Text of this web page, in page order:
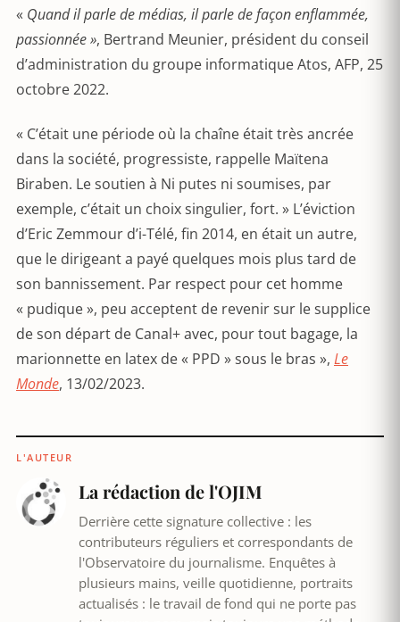
« Quand il parle de médias, il parle de façon enflammée,
passionnée », Bertrand Meunier, président du conseil
d’administration du groupe informatique Atos, AFP, 25
octobre 2022.
« C’était une période où la chaîne était très ancrée
dans la société, progressiste, rappelle Maïtena
Biraben. Le soutien à Ni putes ni soumises, par
exemple, c’était un choix singulier, fort. » L’éviction
d’Eric Zemmour d’i-Télé, fin 2014, en était un autre,
que le dirigeant a payé quelques mois plus tard de
son bannissement. Par respect pour cet homme
« pudique », peu acceptent de revenir sur le supplice
de son départ de Canal+ avec, pour tout bagage, la
marionnette en latex de « PPD » sous le bras », Le
Monde, 13/02/2023.
L'AUTEUR
La rédaction de l'OJIM
Derrière cette signature collective : les
contributeurs réguliers et correspondants de
l'Observatoire du journalisme. Enquêtes à
plusieurs mains, veille quotidienne, portraits
actualisés : le travail de fond qui ne porte pas